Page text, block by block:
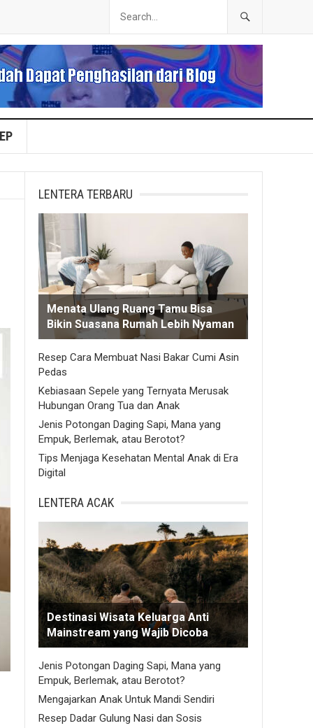
LENTERA TERBARU
Menata Ulang Ruang Tamu Bisa
Bikin Suasana Rumah Lebih Nyaman
Resep Cara Membuat Nasi Bakar Cumi Asin
Pedas
Kebiasaan Sepele yang Ternyata Merusak
Hubungan Orang Tua dan Anak
Jenis Potongan Daging Sapi, Mana yang
Empuk, Berlemak, atau Berotot?
Tips Menjaga Kesehatan Mental Anak di Era
Digital
LENTERA ACAK
Destinasi Wisata Keluarga Anti
Mainstream yang Wajib Dicoba
Jenis Potongan Daging Sapi, Mana yang
Empuk, Berlemak, atau Berotot?
Mengajarkan Anak Untuk Mandi Sendiri
Resep Dadar Gulung Nasi dan Sosis